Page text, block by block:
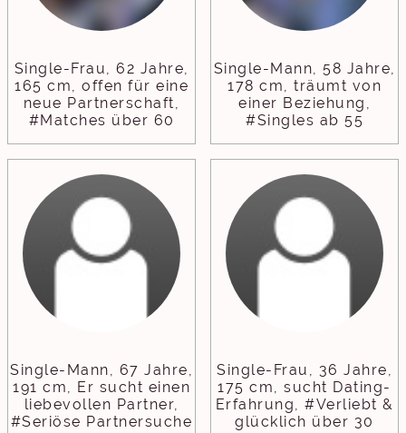
Single-Frau, 62 Jahre,
165 cm, offen für eine
neue Partnerschaft,
#Matches über 60
Single-Mann, 58 Jahre,
178 cm, träumt von
einer Beziehung,
#Singles ab 55
Single-Mann, 67 Jahre,
191 cm, Er sucht einen
liebevollen Partner,
#Seriöse Partnersuche
Single-Frau, 36 Jahre,
175 cm, sucht Dating-
Erfahrung, #Verliebt &
glücklich über 30